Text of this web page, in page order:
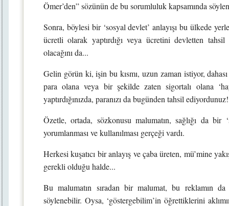
Ömer’den” sözünün de bu sorumluluk kapsamında
Sonra, böylesi bir ‘sosyal devlet’ anlayışı bu ülkede
ücretli olarak yaptırdığı veya ücretini devletten
olacağını da...
Gelin görün ki, işin bu kısmı, uzun zaman istiyor,
para olana veya bir şekilde zaten sigortalı olana
yaptırdığınızda, paranızı da bugünden tahsil ediyordunuz!
Özetle, ortada, sözkonusu malumatın, sağlığı da bir
yorumlanması ve kullanılması gerçeği vardı.
Herkesi kuşatıcı bir anlayış ve çaba üreten, mü’mine
gerekli olduğu halde...
Bu malumatın sıradan bir malumat, bu reklamın
söylenebilir. Oysa, ‘göstergebilim’in öğrettiklerini